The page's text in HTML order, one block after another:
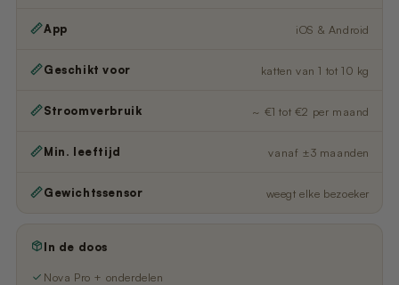
App iOS & Android
Geschikt voor katten van 1 tot 10 kg
Stroomverbruik ~ €1 tot €2 per maand
Min. leeftijd vanaf ±3 maanden
Gewichtssensor weegt elke bezoeker
In de doos
Nova Pro + onderdelen